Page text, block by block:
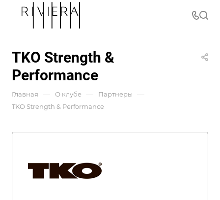
TKO Strength &
Performance
Главная — О клубе — Партнеры —
TKO Strength & Performance